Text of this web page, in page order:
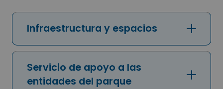
Infraestructura y espacios
Servicio de apoyo a las
entidades del parque